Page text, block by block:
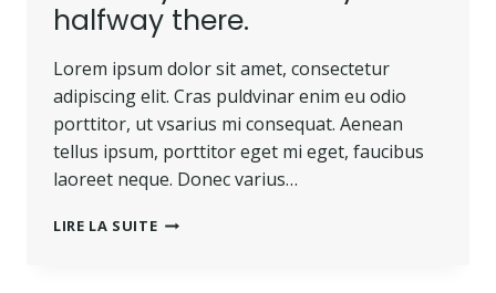
OWN
PIECE
OF
LAND.
halfway there.
Lorem ipsum dolor sit amet, consectetur
adipiscing elit. Cras puldvinar enim eu odio
porttitor, ut vsarius mi consequat. Aenean
tellus ipsum, porttitor eget mi eget, faucibus
laoreet neque. Donec varius…
LIRE LA SUITEBELIEVE